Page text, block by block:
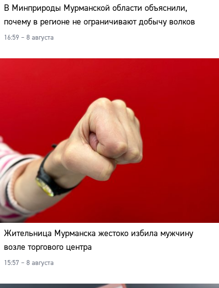
В Минприроды Мурманской области объяснили,
почему в регионе не ограничивают добычу волков
16:59 – 8 августа
Жительница Мурманска жестоко избила мужчину
возле торгового центра
15:57 – 8 августа